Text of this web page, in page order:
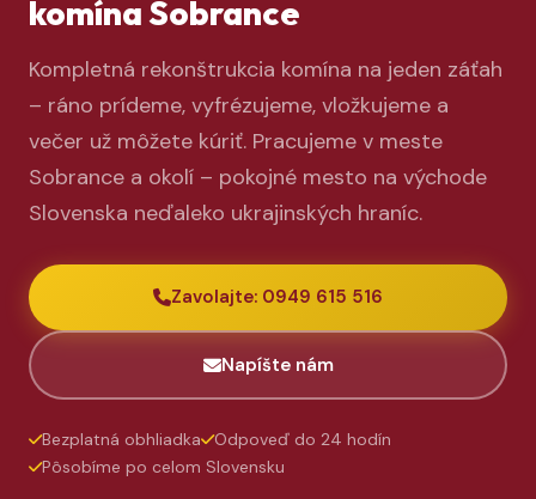
komína Sobrance
Kompletná rekonštrukcia komína na jeden záťah
– ráno prídeme, vyfrézujeme, vložkujeme a
večer už môžete kúriť. Pracujeme v meste
Sobrance a okolí – pokojné mesto na východe
Slovenska neďaleko ukrajinských hraníc.
Zavolajte: 0949 615 516
Napíšte nám
Bezplatná obhliadka
Odpoveď do 24 hodín
Pôsobíme po celom Slovensku